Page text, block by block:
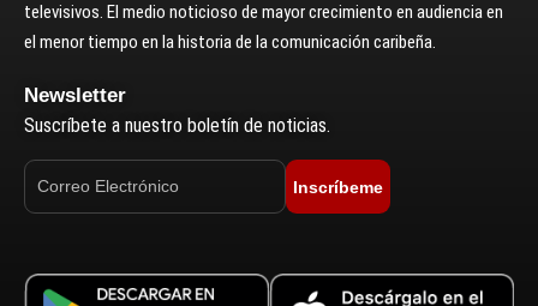
televisivos. El medio noticioso de mayor crecimiento en audiencia en
el menor tiempo en la historia de la comunicación caribeña.
Newsletter
Suscríbete a nuestro boletín de noticias.
Inscríbeme